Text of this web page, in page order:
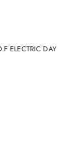
ELECTRIC DAY